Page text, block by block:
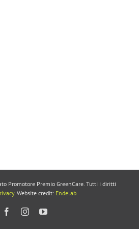
Promotore Premio GreenCare. Tutti i diritti
. Website credit: Endelab.
FacebookInstagramYouTube